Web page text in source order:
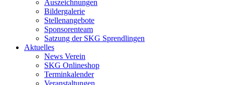
Auszeichnungen
Bildergalerie
Stellenangebote
Sponsorenteam
Satzung der SKG Sprendlingen
Aktuelles
News Verein
SKG Onlineshop
Terminkalender
Veranstaltungen